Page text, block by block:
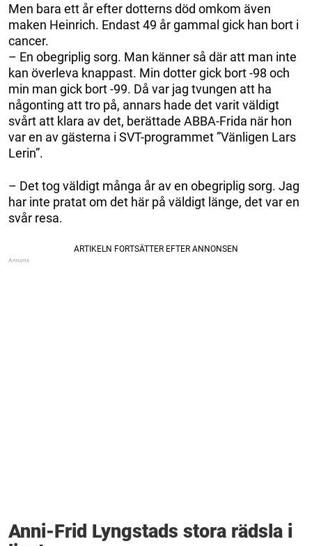
Men bara ett år efter dotterns död omkom även
maken Heinrich. Endast 49 år gammal gick han bort i
cancer.
– En obegriplig sorg. Man känner så där att man inte
kan överleva knappast. Min dotter gick bort -98 och
min man gick bort -99. Då var jag tvungen att ha
någonting att tro på, annars hade det varit väldigt
svårt att klara av det, berättade ABBA-Frida när hon
var en av gästerna i SVT-programmet ”Vänligen Lars
Lerin”.
– Det tog väldigt många år av en obegriplig sorg. Jag
har inte pratat om det här på väldigt länge, det var en
svår resa.
Anni-Frid Lyngstads stora rädsla i